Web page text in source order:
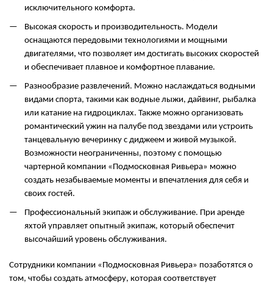
исключительного комфорта.
Высокая скорость и производительность. Модели
оснащаются передовыми технологиями и мощными
двигателями, что позволяет им достигать высоких скоростей
и обеспечивает плавное и комфортное плавание.
Разнообразие развлечений. Можно наслаждаться водными
видами спорта, такими как водные лыжи, дайвинг, рыбалка
или катание на гидроциклах. Также можно организовать
романтический ужин на палубе под звездами или устроить
танцевальную вечеринку с диджеем и живой музыкой.
Возможности неограниченны, поэтому с помощью
чартерной компании «Подмосковная Ривьера» можно
создать незабываемые моменты и впечатления для себя и
своих гостей.
Профессиональный экипаж и обслуживание. При аренде
яхтой управляет опытный экипаж, который обеспечит
высочайший уровень обслуживания.
Сотрудники компании «Подмосковная Ривьера» позаботятся о
том, чтобы создать атмосферу, которая соответствует